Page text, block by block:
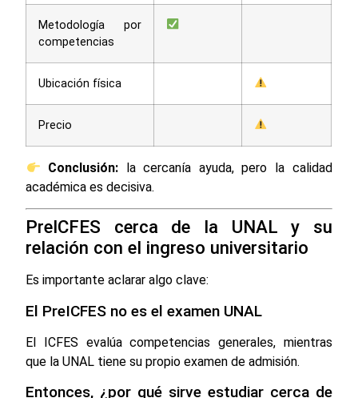
Metodología por
competencias
Ubicación física
Precio
Conclusión: la cercanía ayuda, pero la calidad
académica es decisiva.
PreICFES cerca de la UNAL y su
relación con el ingreso universitario
Es importante aclarar algo clave:
El PreICFES no es el examen UNAL
El ICFES evalúa competencias generales, mientras
que la UNAL tiene su propio examen de admisión.
Entonces, ¿por qué sirve estudiar cerca de